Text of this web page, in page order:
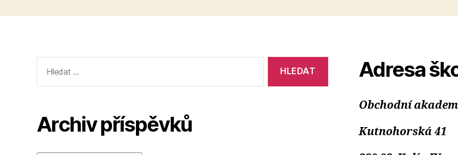
vyhledávání:
Archiv příspěvků
Adresa
Obchodní
Kutnohorská 41